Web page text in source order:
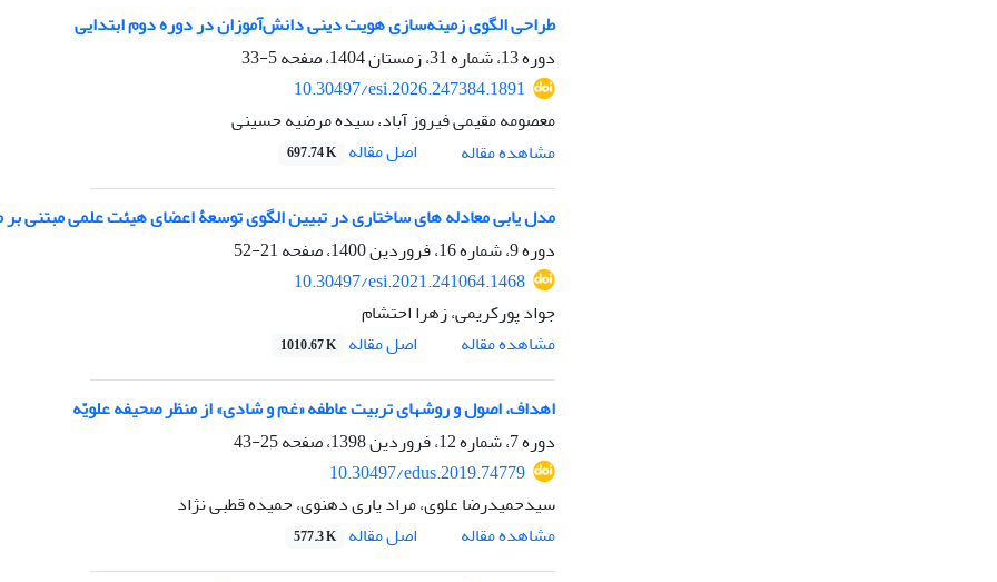
طراحی الگوی زمینه‌سازی هویت دینی دانش‌آموزان در دوره‌ دوم ابتدایی
دوره 13، شماره 31، زمستان 1404، صفحه
5-33
10.30497/esi.2026.247384.1891
معصومه مقیمی فیروز آباد، سیده مرضیه حسینی
مشاهده مقاله
اصل مقاله 697.74 K
مدل یابی معادله های ساختاری در تبیین الگوی توسعۀ اعضای هیئت علمی مبتنی
دوره 9، شماره 16، فروردین 1400، صفحه
21-52
10.30497/esi.2021.241064.1468
جواد پورکریمی، زهرا احتشام
مشاهده مقاله
اصل مقاله 1010.67 K
اهداف، اصول و روشهای تربیت عاطفه «غم و شادی» از منظر صحیفه علویّه
دوره 7، شماره 12، فروردین 1398، صفحه
25-43
10.30497/edus.2019.74779
سیدحمیدرضا علوی، مراد یاری دهنوی، حمیده قطبی نژاد
مشاهده مقاله
اصل مقاله 577.3 K